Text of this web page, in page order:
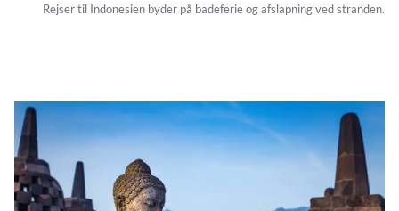
Rejser til Indonesien byder på badeferie og afslapning ved stranden.